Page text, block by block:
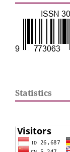
Statistics